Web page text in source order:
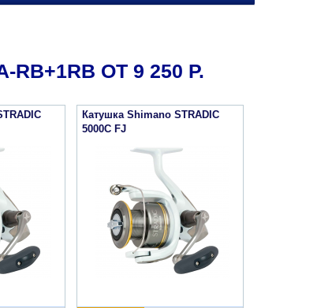
ОТ 9 250 Р.
Катушка Shimano STRADIC
5000C FJ